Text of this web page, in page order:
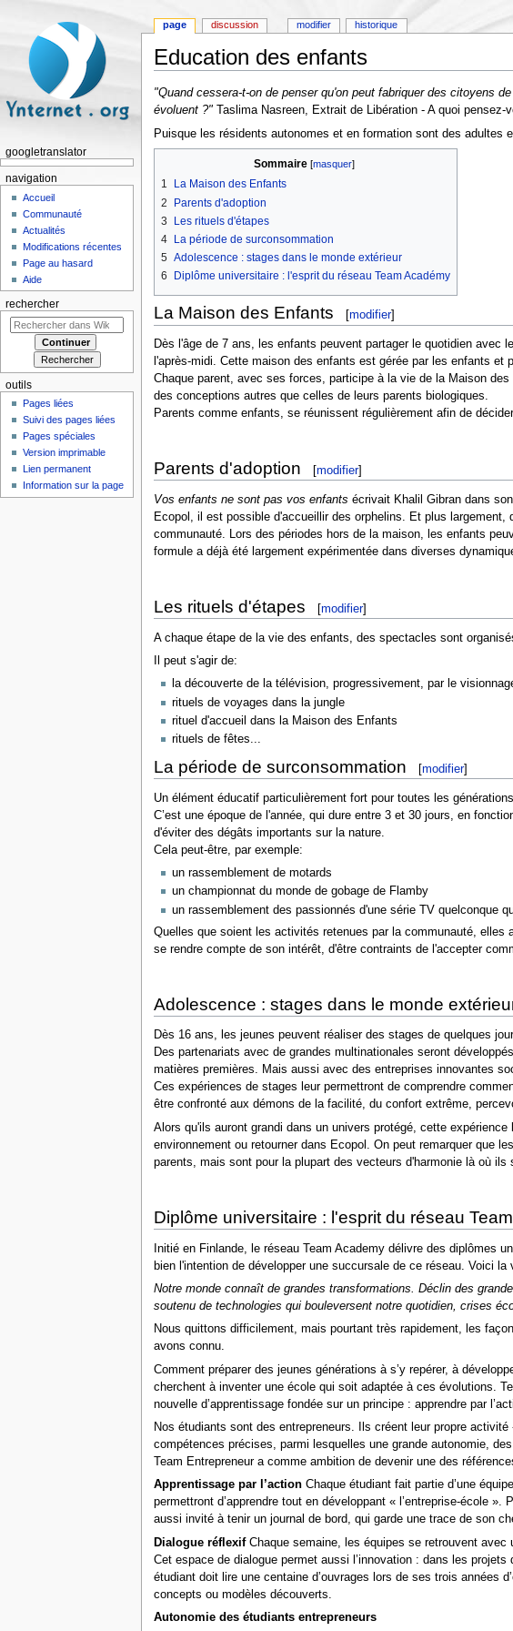
Education des enfants
"Quand cessera-t-on de penser qu'on peut fabriquer des citoyens
évoluent ?"Taslima Nasreen, Extrait de Libération - A quoi pensez-
Puisque les résidents autonomes et en formation sont des adultes
Sommaire[masquer]
1
La Maison des Enfants
2
Parents d'adoption
3
Les rituels d'étapes
4
La période de surconsommation
5 Adolescence : stages dans le monde extérieur
6
Diplôme universitaire : l'esprit du réseau Team Académy
La Maison des Enfants [modifier]
Dès l'âge de 7 ans, les enfants peuvent partager le quotidien avec
l'après-midi. Cette maison des enfants est gérée par les enfants et
Chaque parent, avec ses forces, participe à la vie de la Maison
des conceptions autres que celles de leurs parents biologiques.
Parents comme enfants, se réunissent régulièrement afin de
Parents d'adoption [modifier]
Vos enfants ne sont pas vos enfants écrivait Khalil Gibran dans
Ecopol, il est possible d'accueillir des orphelins. Et plus
communauté. Lors des périodes hors de la maison, les enfants
formule a déjà été largement expérimentée dans diverses
Les rituels d'étapes [modifier]
A chaque étape de la vie des enfants, des spectacles sont
Il peut s'agir de:
la découverte de la télévision, progressivement, par le
rituels de voyages dans la jungle
rituel d'accueil dans la Maison des Enfants
rituels de fêtes...
La période de surconsommation [modifier]
Un élément éducatif particulièrement fort pour toutes les
C’est une époque de l'année, qui dure entre 3 et 30 jours, en
d'éviter des dégâts importants sur la nature.
Cela peut-être, par exemple:
un rassemblement de motards
un championnat du monde de gobage de Flamby
un rassemblement des passionnés d'une série TV quelconque
Quelles que soient les activités retenues par la communauté,
se rendre compte de son intérêt, d'être contraints de l'accepter
Adolescence : stages dans le monde
Dès 16 ans, les jeunes peuvent réaliser des stages de quelques
Des partenariats avec de grandes multinationales seront
matières premières. Mais aussi avec des entreprises innovantes
Ces expériences de stages leur permettront de comprendre
être confronté aux démons de la facilité, du confort extrême,
Alors qu'ils auront grandi dans un univers protégé, cette
environnement ou retourner dans Ecopol. On peut remarquer que
parents, mais sont pour la plupart des vecteurs d'harmonie là où
Diplôme universitaire : l'esprit du réseau
Initié en Finlande, le réseau Team Academy délivre des diplômes
bien l'intention de développer une succursale de ce réseau. Voici
Notre monde connaît de grandes transformations. Déclin des
soutenu de technologies qui bouleversent notre quotidien, crises
Nous quittons difficilement, mais pourtant très rapidement, les
avons connu.
Comment préparer des jeunes générations à s’y repérer, à
cherchent à inventer une école qui soit adaptée à ces évolutions.
nouvelle d’apprentissage fondée sur un principe : apprendre par
Nos étudiants sont des entrepreneurs. Ils créent leur propre
compétences précises, parmi lesquelles une grande autonomie,
Team Entrepreneur a comme ambition de devenir une des
Apprentissage par l’actionChaque étudiant fait partie d’une
permettront d’apprendre tout en développant « l’entreprise-école
aussi invité à tenir un journal de bord, qui garde une trace de son
Dialogue réflexifChaque semaine, les équipes se retrouvent avec
Cet espace de dialogue permet aussi l’innovation : dans les
étudiant doit lire une centaine d’ouvrages lors de ses trois années
concepts ou modèles découverts.
Autonomie des étudiants entrepreneurs
page discussion modifier historique
googletranslator
navigation
Accueil
Communauté
Actualités
Modifications récentes
Page au hasard
Aide
rechercher
outils
Pages liées
Suivi des pages liées
Pages spéciales
Version imprimable
Lien permanent
Information sur la page